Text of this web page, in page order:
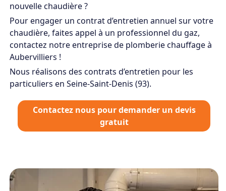
nouvelle chaudière ?
Pour engager un contrat d’entretien annuel sur votre
chaudière, faites appel à un professionnel du gaz,
contactez notre entreprise de plomberie chauffage à
Aubervilliers !
Nous réalisons des contrats d’entretien pour les
particuliers en Seine-Saint-Denis (93).
Contactez nous pour demander un devis
gratuit